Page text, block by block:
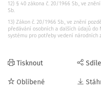
12) § 40 zákona č. 20/1966 Sb., ve
Sb.
13) Zákon č. 20/1966 Sb., ve znění
předávání osobních a dalších údajů
systému pro potřeby vedení národních
Tisknout
Oblíbené